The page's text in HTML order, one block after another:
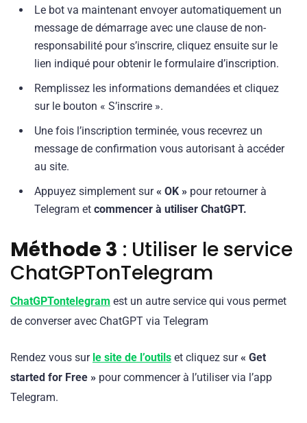
Le bot va maintenant envoyer automatiquement un
message de démarrage avec une clause de non-
responsabilité pour s’inscrire, cliquez ensuite sur le
lien indiqué pour obtenir le formulaire d’inscription.
Remplissez les informations demandées et cliquez
sur le bouton « S’inscrire ».
Une fois l’inscription terminée, vous recevrez un
message de confirmation vous autorisant à accéder
au site.
Appuyez simplement sur« OK » pour retourner à
Telegram et commencer à utiliser ChatGPT.
Méthode 3 : Utiliser le service
ChatGPTonTelegram
ChatGPTontelegram est un autre service qui vous permet
de converser avec ChatGPT via Telegram
Rendez vous sur le site de l’outils et cliquez sur« Get
started for Free » pour commencer à l’utiliser via l’app
Telegram.